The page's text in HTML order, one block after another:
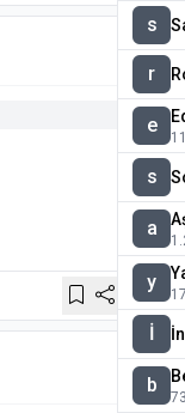
Paylaş
s
r
e
s
a
y
İ
b